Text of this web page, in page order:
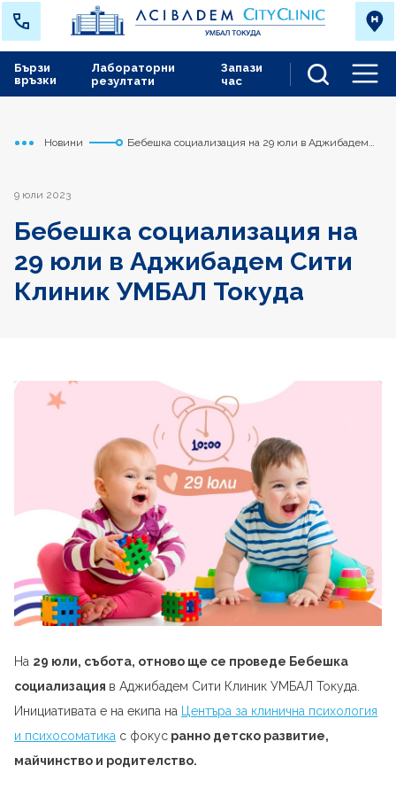
Лабораторни
резултати
Запази
час
Бързи
връзки
Начало
Токуда
Новини
Бебешка социализация на 29 юли в Аджибадем
9 юли 2023
Бебешка социализация на
29 юли в Аджибадем Сити
Клиник УМБАЛ Токуда
На 29 юли, събота, отново ще се проведе Бебешка
социализация в Аджибадем Сити Клиник УМБАЛ Токуда.
Инициативата е на екипа на
Центъра за клинична психология
и психосоматика с фокус ранно детско развитие,
майчинство и родителство.